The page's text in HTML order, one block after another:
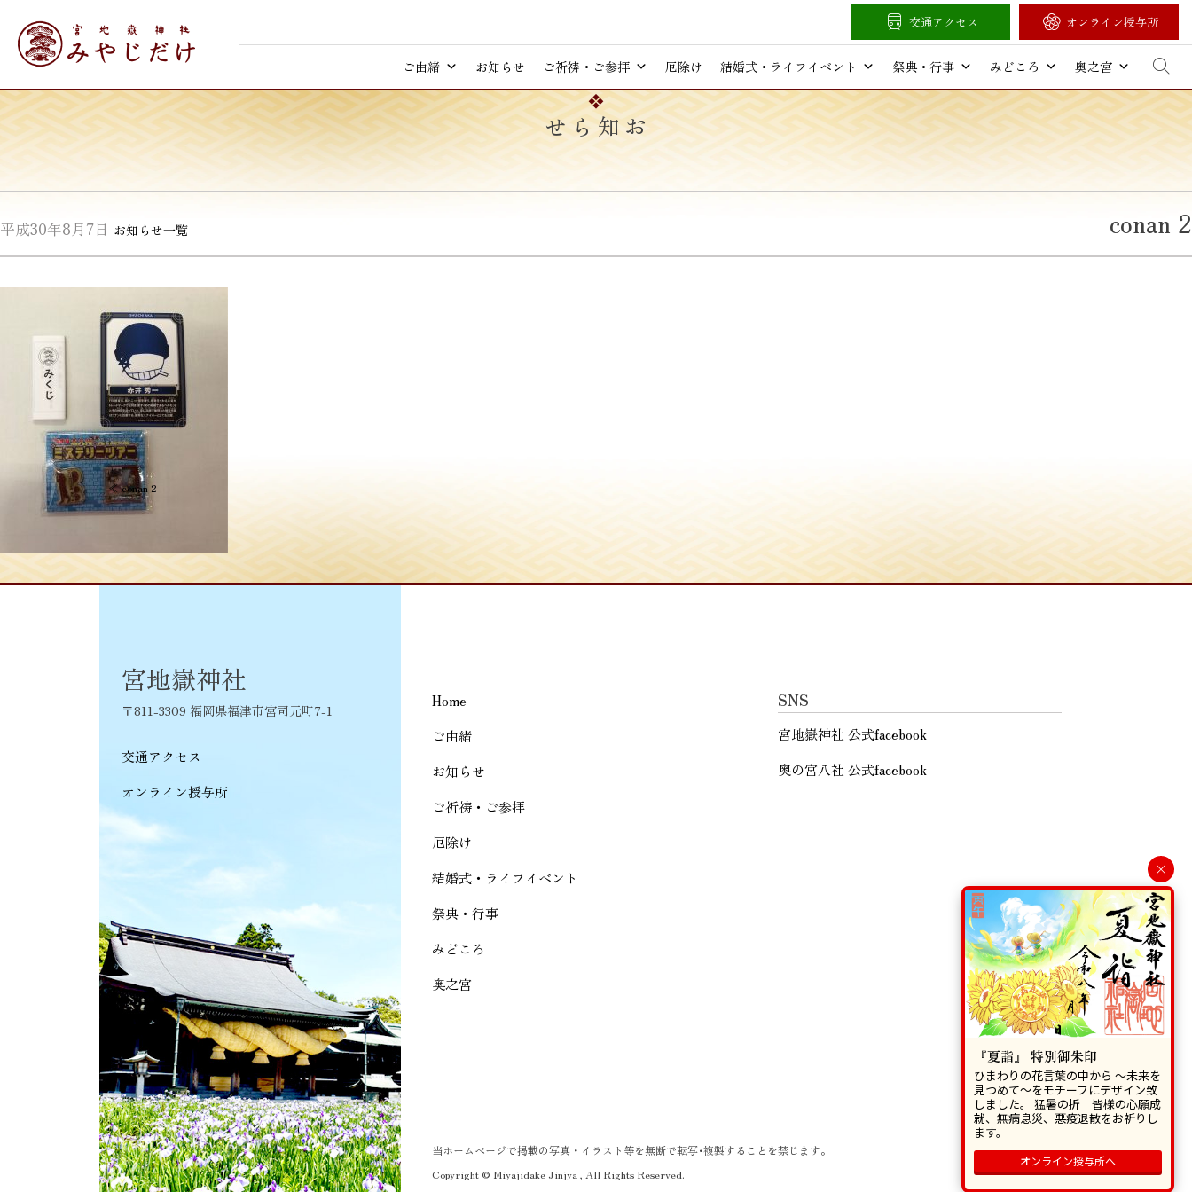
content
ご由緒 お知らせ ご祈祷・ご参拝 厄除け 結婚式・ライフイベント 祭典・行事 みどころ 奥之宮
交通アクセス オンライン授与所
お知らせ
平成30年8月7日 お知らせ一覧 conan 2
投
稿
ナ
ビ
シ
ョ
ン
≪conan 2
Home
ご由緒
お知らせ
ご祈祷・ご参拝
厄除け
結婚式・ライフイベント
祭典・行事
みどころ
奥之宮
SNS
宮地嶽神社 公式facebook
奥の宮八社 公式facebook
宮地嶽神社
〒811-3309 福岡県福津市宮司元町7-1
交通アクセス
オンライン授与所
当ホームページで掲載の写真・イラスト等を無断で転写･複製することを禁じます。
Copyright © Miyajidake Jinjya , All Rights Reserved.
×
『夏詣』 特別御朱印
ひまわりの花言葉の中から 〜未来を
見つめて〜をモチーフにデザイン致
しました。 猛暑の折 皆様の心願成
就、無病息災、悪疫退散をお祈りし
ます。
オンライン授与所へ